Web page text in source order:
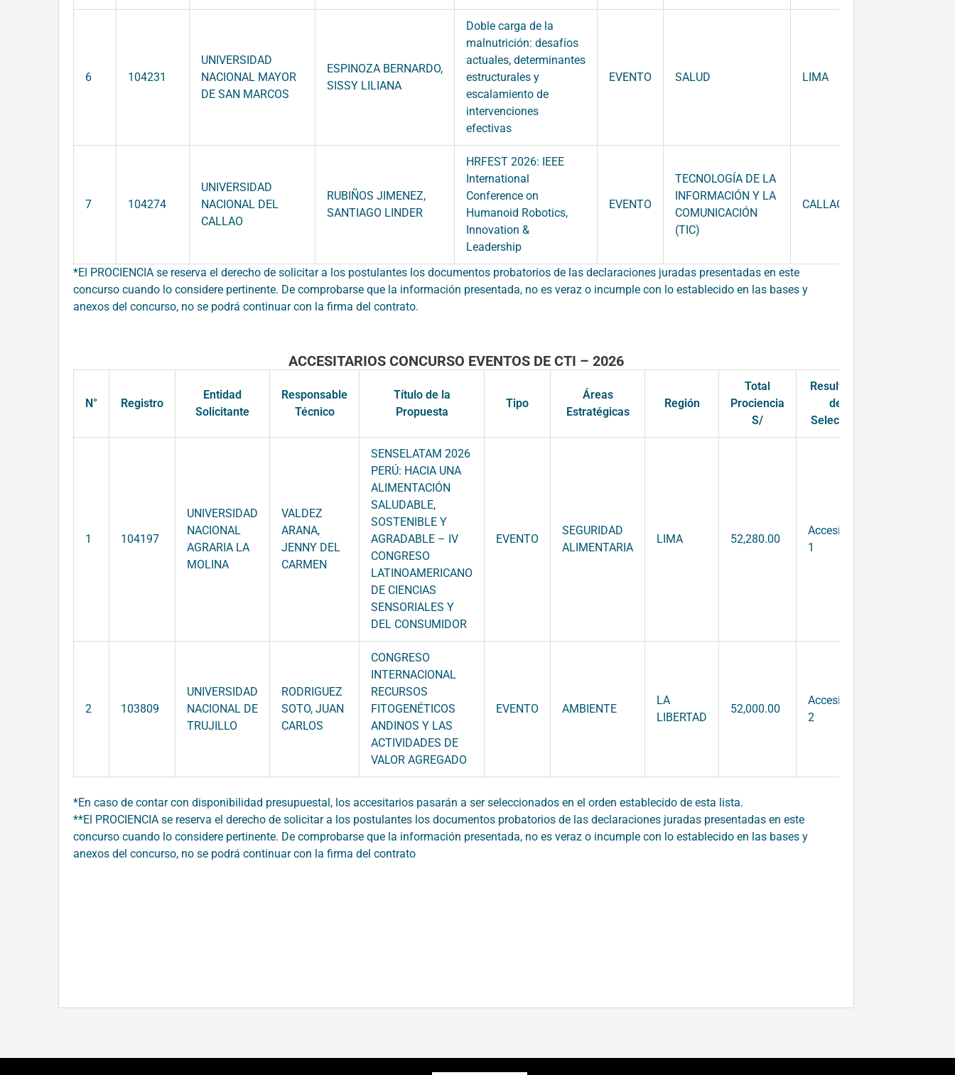
6 104231
UNIVERSIDAD
NACIONAL MAYOR
DE SAN MARCOS
ESPINOZA BERNARDO,
SISSY LILIANA
Doble carga de la
malnutrición: desafíos
actuales, determinantes
estructurales y
escalamiento de
intervenciones
efectivas
EVENTO SALUD LIMA
7 104274
UNIVERSIDAD
NACIONAL DEL
CALLAO
RUBIÑOS JIMENEZ,
SANTIAGO LINDER
HRFEST 2026: IEEE
International
Conference on
Humanoid Robotics,
Innovation &
Leadership
EVENTO
TECNOLOGÍA DE LA
INFORMACIÓN Y LA
COMUNICACIÓN
(TIC)
CALLAO
*El PROCIENCIA se reserva el derecho de solicitar a los postulantes los documentos probatorios de las declaraciones juradas presentadas en este
concurso cuando lo considere pertinente. De comprobarse que la información presentada, no es veraz o incumple con lo establecido en las bases y
anexos del concurso, no se podrá continuar con la firma del contrato.
ACCESITARIOS CONCURSO EVENTOS DE CTI – 2026
N° Registro
Entidad
Solicitante
Responsable
Técnico
Título de la
Propuesta
Tipo
Áreas
Estratégicas
Región
Total
Prociencia
S/
Resultado
de
Selección
1 104197
UNIVERSIDAD
NACIONAL
AGRARIA LA
MOLINA
VALDEZ
ARANA,
JENNY DEL
CARMEN
SENSELATAM 2026
PERÚ: HACIA UNA
ALIMENTACIÓN
SALUDABLE,
SOSTENIBLE Y
AGRADABLE – IV
CONGRESO
LATINOAMERICANO
DE CIENCIAS
SENSORIALES Y
DEL CONSUMIDOR
EVENTO
SEGURIDAD
ALIMENTARIA
LIMA 52,280.00
Accesitario
1
2 103809
UNIVERSIDAD
NACIONAL DE
TRUJILLO
RODRIGUEZ
SOTO, JUAN
CARLOS
CONGRESO
INTERNACIONAL
RECURSOS
FITOGENÉTICOS
ANDINOS Y LAS
ACTIVIDADES DE
VALOR AGREGADO
EVENTO AMBIENTE
LA
LIBERTAD
52,000.00
Accesitario
2
*En caso de contar con disponibilidad presupuestal, los accesitarios pasarán a ser seleccionados en el orden establecido de esta lista.
**El PROCIENCIA se reserva el derecho de solicitar a los postulantes los documentos probatorios de las declaraciones juradas presentadas en este
concurso cuando lo considere pertinente. De comprobarse que la información presentada, no es veraz o incumple con lo establecido en las bases y
anexos del concurso, no se podrá continuar con la firma del contrato